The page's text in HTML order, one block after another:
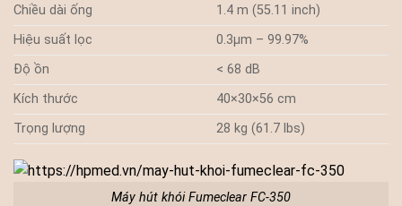
Chiều dài ống
1.4 m (55.11 inch)
Hiệu suất lọc
0.3μm – 99.97%
Độ ồn
< 68 dB
Kích thước
40×30×56 cm
Trọng lượng
28 kg (61.7 lbs)
Máy hút khói Fumeclear FC-350